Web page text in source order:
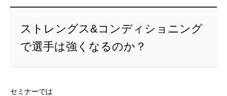
ストレングス&コンディショニング
で選手は強くなるのか？
セミナーでは